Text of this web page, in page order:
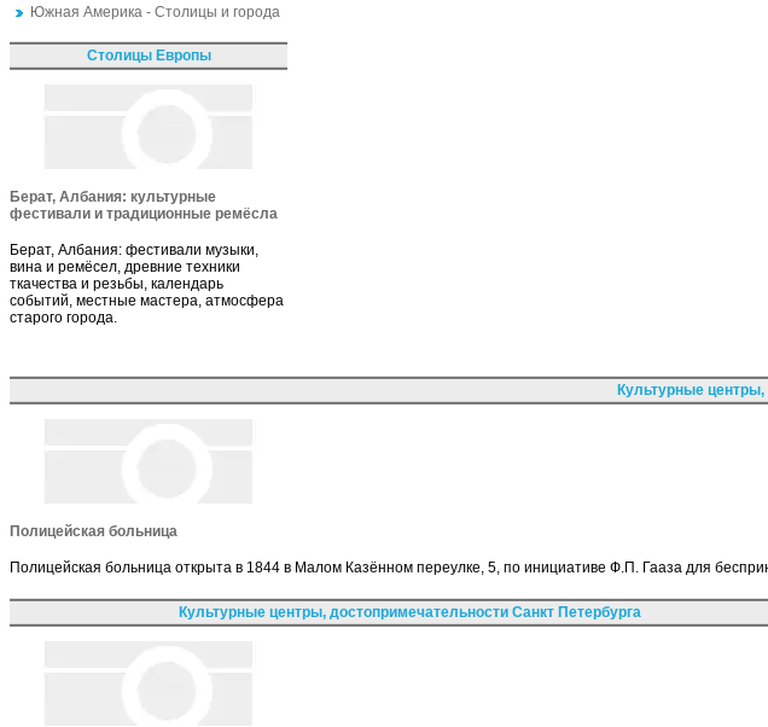
Южная Америка - Столицы и города
Столицы Европы
Берат, Албания: культурные
фестивали и традиционные ремёсла
Берат, Албания: фестивали музыки,
вина и ремёсел, древние техники
ткачества и резьбы, календарь
событий, местные мастера, атмосфера
старого города.
Культурные
Полицейская больница
Полицейская больница открыта в 1844 в Малом Казённом переулке, 5, по инициативе Ф.П. Гааза для
Культурные центры, достопримечательности Санкт Петербурга